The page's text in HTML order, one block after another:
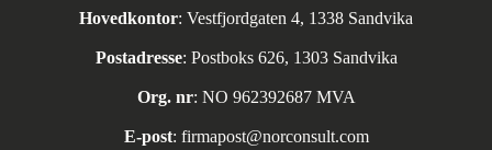
Hovedkontor: Vestfjordgaten 4, 1338 Sandvika
Postadresse: Postboks 626, 1303 Sandvika
Org. nr: NO 962392687 MVA
E-post: firmapost@norconsult.com